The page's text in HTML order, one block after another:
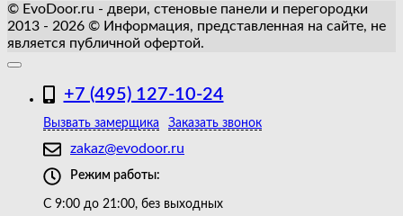
© EvoDoor.ru - двери, стеновые панели и перегородки
2013 - 2026 © Информация, представленная на сайте, не
является публичной офертой.
+7 (495) 127-10-24
Вызвать замерщика Заказать звонок
zakaz@evodoor.ru
Режим работы:
С 9:00 до 21:00, без выходных